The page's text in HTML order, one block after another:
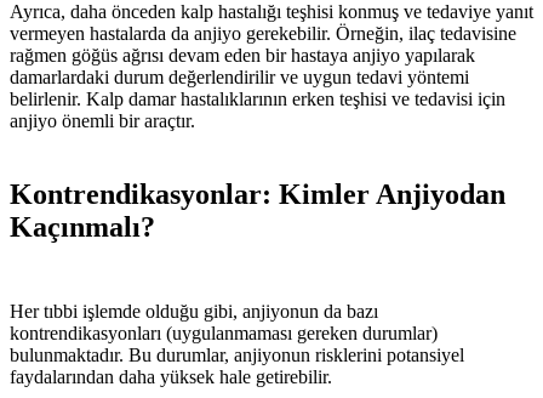
Ayrıca, daha önceden kalp hastalığı teşhisi konmuş ve tedaviye yanıt
vermeyen hastalarda da anjiyo gerekebilir. Örneğin, ilaç tedavisine
rağmen göğüs ağrısı devam eden bir hastaya anjiyo yapılarak
damarlardaki durum değerlendirilir ve uygun tedavi yöntemi
belirlenir. Kalp damar hastalıklarının erken teşhisi ve tedavisi için
anjiyo önemli bir araçtır.
Kontrendikasyonlar: Kimler Anjiyodan
Kaçınmalı?
Her tıbbi işlemde olduğu gibi, anjiyonun da bazı
kontrendikasyonları (uygulanmaması gereken durumlar)
bulunmaktadır. Bu durumlar, anjiyonun risklerini potansiyel
faydalarından daha yüksek hale getirebilir.